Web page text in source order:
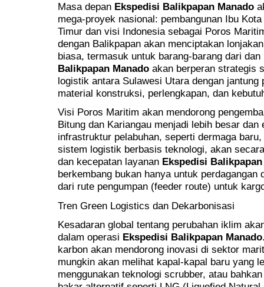
Masa depan Ekspedisi Balikpapan Manado
mega-proyek nasional: pembangunan Ibu
Timur dan visi Indonesia sebagai Poros
dengan Balikpapan akan menciptakan
biasa, termasuk untuk barang-barang dari
Balikpapan Manado akan berperan strategis
logistik antara Sulawesi Utara dengan jantung
material konstruksi, perlengkapan, dan
Visi Poros Maritim akan mendorong
Bitung dan Kariangau menjadi lebih besar
infrastruktur pelabuhan, seperti dermaga
sistem logistik berbasis teknologi, akan
dan kecepatan layanan Ekspedisi
berkembang bukan hanya untuk
dari rute pengumpan (feeder route) untuk
Tren Green Logistics dan Dekarbonisasi
Kesadaran global tentang perubahan iklim
dalam operasi Ekspedisi Balikpapan Manado
karbon akan mendorong inovasi di sektor
mungkin akan melihat kapal-kapal baru yang
menggunakan teknologi scrubber, atau